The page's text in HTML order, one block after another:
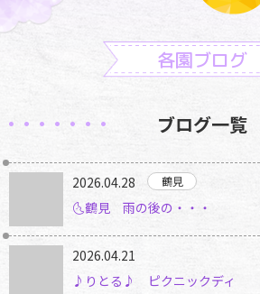
各園ブログ
ブログ一覧
2026.04.28
🌜鶴見 雨の後の・・・
2026.04.21
♪りとる♪ ピクニックディ